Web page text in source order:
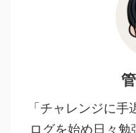
「チャレンジに
ログを始め日々